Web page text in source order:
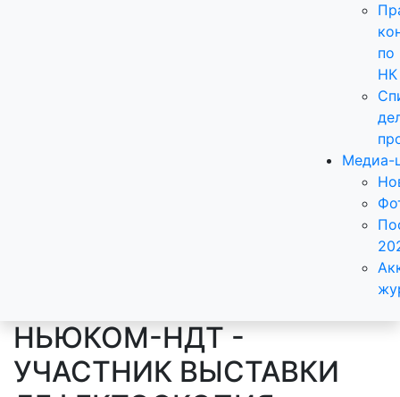
по
НК
Медиа-
НЬЮКОМ-НДТ -
УЧАСТНИК ВЫСТАВКИ